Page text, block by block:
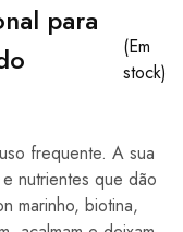
para
(Em
stock)
frequente. A sua
nutrientes que dão
marinho, biotina,